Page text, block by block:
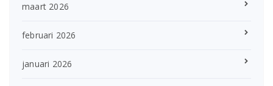
maart 2026
februari 2026
januari 2026